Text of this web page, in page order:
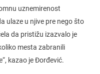
uznemirenost
ulaze u njive pre nego što
da pristižu izazvalo je
mesta zabranili
kazao je Đorđević.